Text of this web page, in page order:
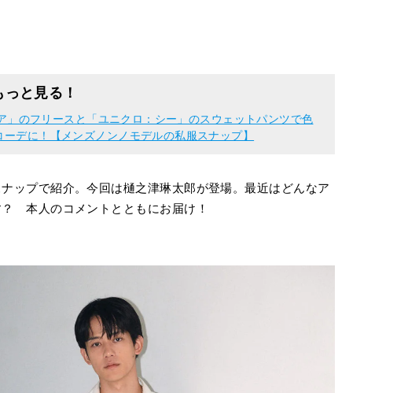
と見る！
」のフリースと「ユニクロ：シー」のスウェットパンツで色
デに！【メンズノンノモデルの私服スナップ】
ップで紹介。今回は樋之津琳太郎が登場。最近はどんなア
本人のコメントとともにお届け！